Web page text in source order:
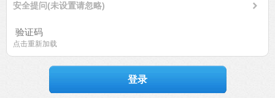
安全提问(未设置请忽略)
点击重新加载
登录